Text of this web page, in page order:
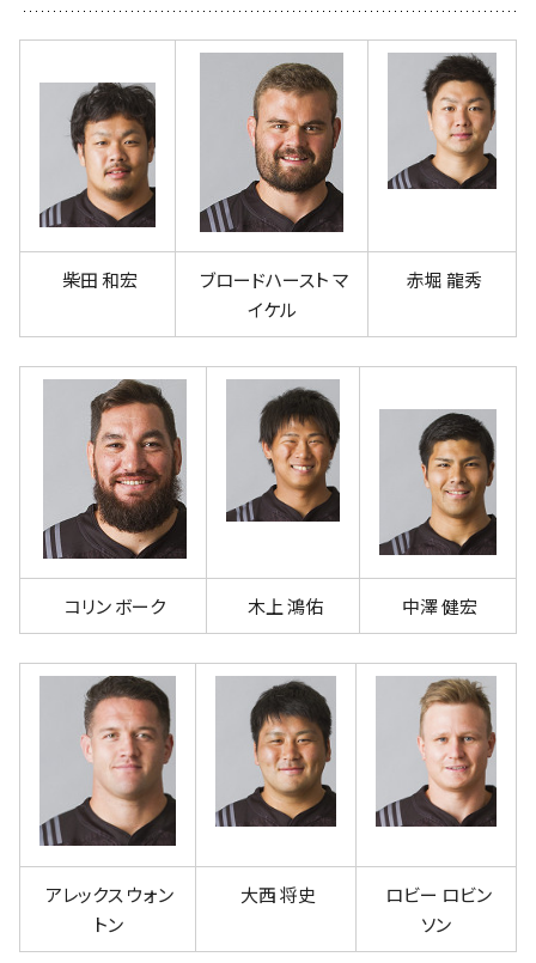
柴田 和宏
ブロードハースト マ
イケル
赤堀 龍秀
コリン ボーク 木上 鴻佑 中澤 健宏
アレックス ウォン
トン
大西 将史
ロビー ロビン
ソン